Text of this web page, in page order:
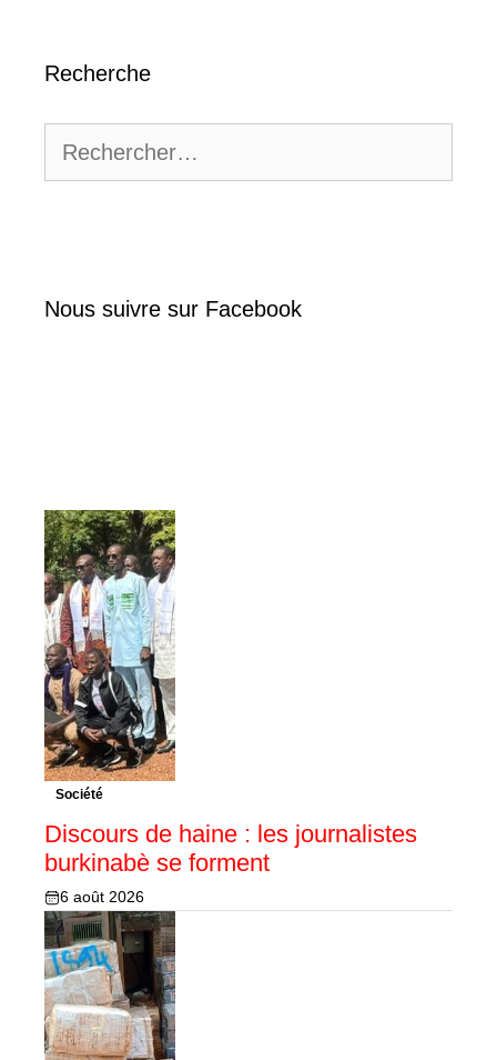
Recherche
Nous suivre sur Facebook
Société
Discours de haine : les journalistes
burkinabè se forment
6 août 2026